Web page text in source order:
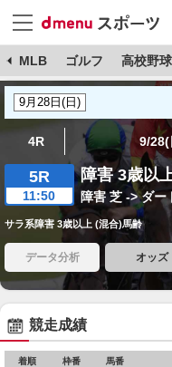
MLB ゴルフ 高校野球
4R 9/28(
5R
11:50
障害 3歳以
障害 芝 -> ダー
サラ系障害 3歳以上 (混合)馬齢
データ分析 オッズ
競走成績
着順 枠番 馬番